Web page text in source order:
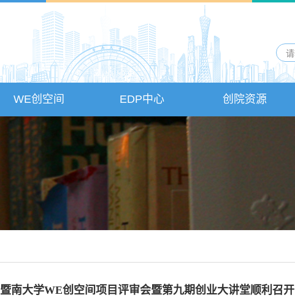
WE创空间 EDP中心 创院资源
暨南大学WE创空间项目评审会暨第九期创业大讲堂顺利召开